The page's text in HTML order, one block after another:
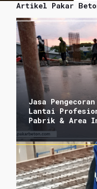
Artikel Pakar
Jasa
Lantai
Pabrik & Area